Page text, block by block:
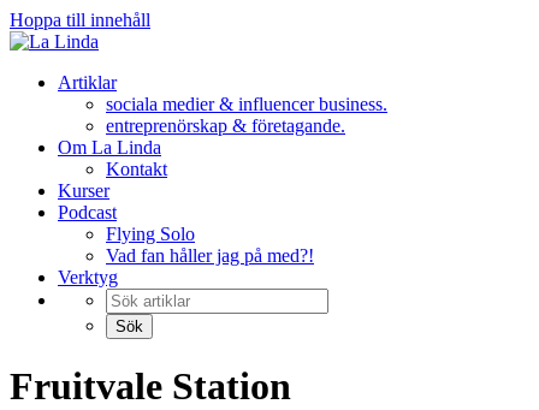
Hoppa till innehåll
Artiklar
sociala medier & influencer business.
entreprenörskap & företagande.
Om La Linda
Kontakt
Kurser
Podcast
Flying Solo
Vad fan håller jag på med?!
Verktyg
Fruitvale Station